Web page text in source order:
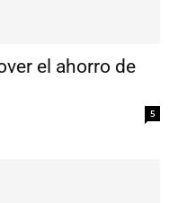
el ahorro de
5